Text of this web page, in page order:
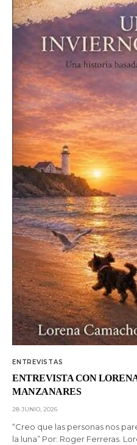
ENTREVISTAS
ENTREVISTA CON
MANZANARES
28 JUNIO, 2026
“Creo que las personas nos
la luna” Por: Roger Ferreras.